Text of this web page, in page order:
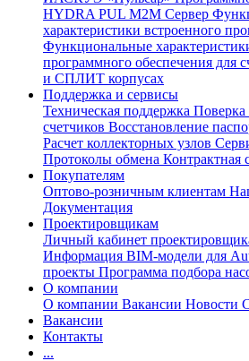
HYDRA PUL M2M Сервер
характеристики встроенного
Функциональные
программного обеспечения для
и СПЛИТ корпусах
Поддержка и сервисы
Техническая поддержка Поверка
счетчиков Восстановление
Расчет коллекторных узлов
Протоколы обмена Контрактная
Покупателям
Оптово-розничным клиентам
Документация
Проектировщикам
Личный кабинет
Информация BIM-модели для
проекты Программа подбора
О компании
О компании Вакансии Новости
Вакансии
Контакты
...